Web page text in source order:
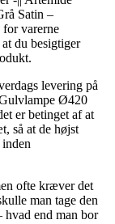
Satin –
varerne
du besigtiger
levering på
Ø420
er betinget af at
så at de højst
ofte kræver det
man tage den
hvad end man bor